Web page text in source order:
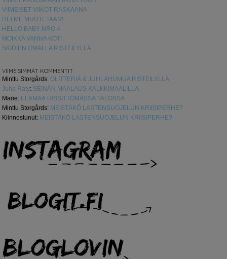
VIIMEISET VIIKOT RASKAANA
HEI ME MUUTETAAN!
HELLO BABY NRO 4
MOIKKA VANHA KOTI
SKIDIEN OMALLA RISTEILYLLÄ
VIIMEISIMMÄT KOMMENTIT
Minttu Storgårds: GLITTERIÄ & JUHLAHUMUA RISTEILYLLÄ
Juha Räty: SEINÄN MAALAUS KALKKIMAALILLA
Marie: ELÄMÄÄ HISSITTÖMÄSSÄ TALOSSA
Minttu Storgårds: MEISTÄKÖ LASTENSUOJELUN KRIISIPERHE?
Kiinnostunut: MEISTÄKÖ LASTENSUOJELUN KRIISIPERHE?